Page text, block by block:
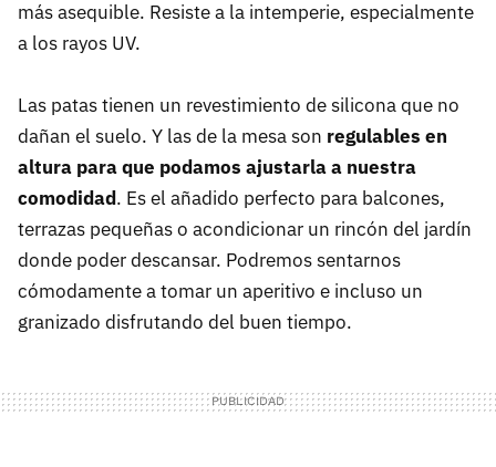
más asequible. Resiste a la intemperie, especialmente
a los rayos UV.
Las patas tienen un revestimiento de silicona que no
dañan el suelo. Y las de la mesa son regulables en
altura para que podamos ajustarla a nuestra
comodidad. Es el añadido perfecto para balcones,
terrazas pequeñas o acondicionar un rincón del jardín
donde poder descansar. Podremos sentarnos
cómodamente a tomar un aperitivo e incluso un
granizado disfrutando del buen tiempo.